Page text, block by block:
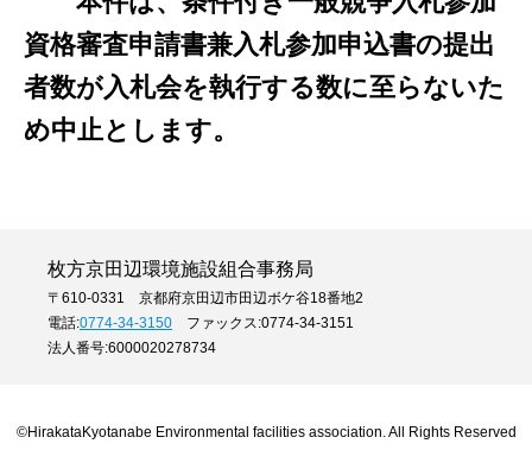
資格審査申請書兼入札参加申込書の提出
者数が入札会を執行する数に至らないた
め中止とします。
枚方京田辺環境施設組合事務局
〒610-0331 京都府京田辺市田辺ボケ谷18番地2
電話:0774-34-3150 ファックス:0774-34-3151
法人番号:6000020278734
©HirakataKyotanabe Environmental facilities association. All Rights Reserved